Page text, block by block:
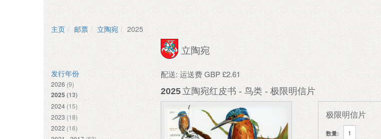
主页 邮票 立陶宛 2025
发行年份
2026 (9)
2025(13)
2024 (15)
2023 (18)
2022 (16)
立陶宛
配送: 运送费 GBP £2.61
2025 立陶宛红皮书 - 鸟类 - 极限明信片
极限明信片
数量: